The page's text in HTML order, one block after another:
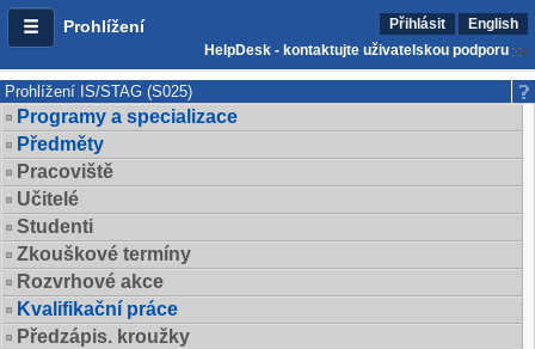
Prohlížení Přihlásit
English
HelpDesk - kontaktujte uživatelskou podporu
Prohlížení IS/STAG (S025)
Programy a specializace
Předměty
Pracoviště
Učitelé
Studenti
Zkouškové termíny
Rozvrhové akce
Kvalifikační práce
Předzápis. kroužky